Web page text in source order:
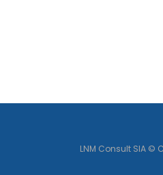
LNM Consult SIA ©